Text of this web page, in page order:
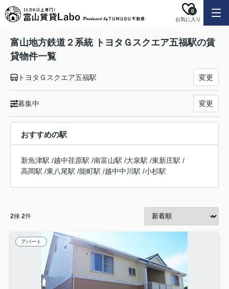
お気に入り
0
富山地方鉄道２系統 トヨタＧスクエア五福駅の賃
貸物件一覧
トヨタＧスクエア五福駅 変更
募集中 変更
おすすめの駅
新魚津駅 /越中荏原駅 /南富山駅 /大泉駅 /東新庄駅 /
高岡駅 /東八尾駅 /能町駅 /越中中川駅 /小杉駅
2棟 2件
アパート